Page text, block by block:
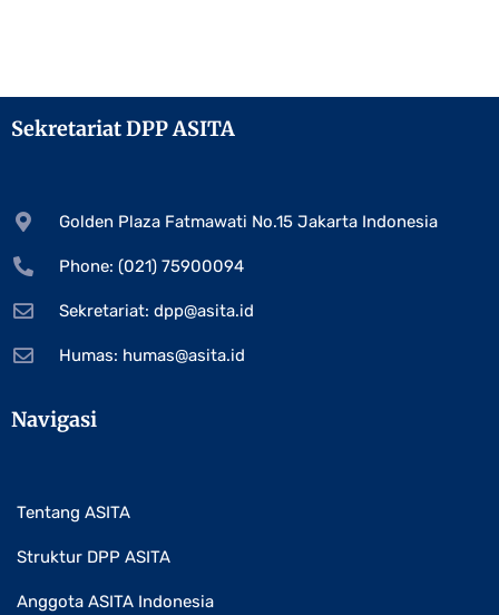
Sekretariat DPP ASITA
Golden Plaza Fatmawati No.15 Jakarta Indonesia
Phone: (021) 75900094
Sekretariat: dpp@asita.id
Humas: humas@asita.id
Navigasi
Tentang ASITA
Struktur DPP ASITA
Anggota ASITA Indonesia